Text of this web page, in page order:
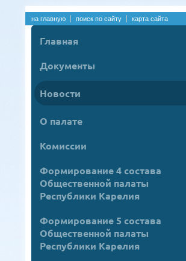
на главную поиск по сайту карта сайта
Главная
Документы
Новости
О палате
Комиссии
Формирование 4 состава
Общественной палаты
Республики Карелия
Формирование 5 состава
Общественной палаты
Республики Карелия